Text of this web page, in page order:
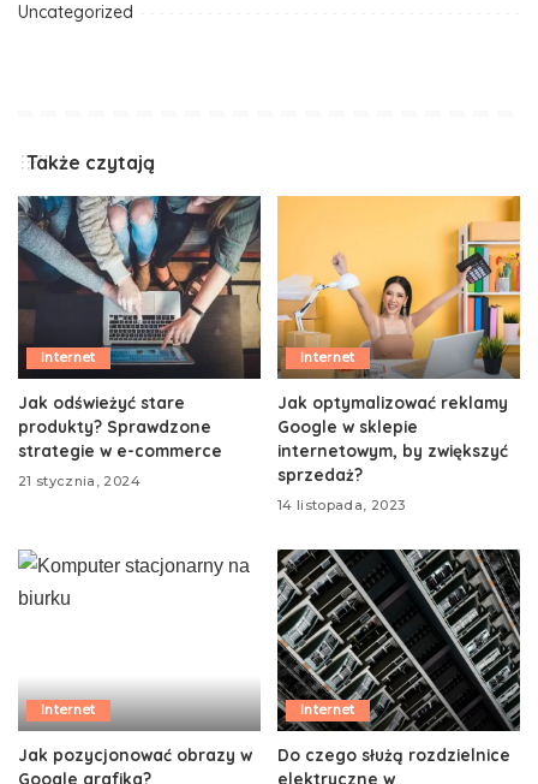
Uncategorized
Także czytają
Internet
Jak odświeżyć stare
produkty? Sprawdzone
strategie w e-commerce
21 stycznia, 2024
Internet
Jak optymalizować reklamy
Google w sklepie
internetowym, by zwiększyć
sprzedaż?
14 listopada, 2023
Internet
Jak pozycjonować obrazy w
Google grafika?
Internet
Do czego służą rozdzielnice
elektryczne w